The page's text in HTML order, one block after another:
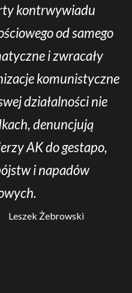
kontrwywiadu
od samego
i zwracały
komunistyczne
działalności nie
denuncjują
AK do gestapo,
i napadów
Leszek Żebrowski